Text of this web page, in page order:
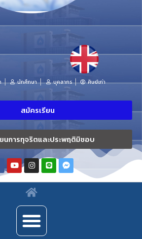
นักศึกษา บุคลากร ศิษย์เก่า
สมัครเรียน
นการทุจริตและประพฤติมิชอบ